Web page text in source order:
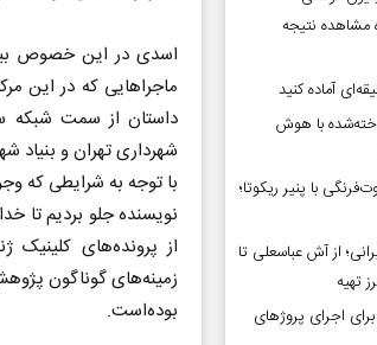
اسدی در این خصوص
ماجراهایی که در این
داستان از سمت شبکه
شهرداری تهران و
با توجه به شرایطی که
نویسنده جلو بردیم تا
از پرونده‌های
بوده‌است.
مشاهده نتیجه
با هوش
با پنیر ریکوتا؛
از آش عباسعلی تا
تهیه
اجرای پروژهای
پشت‌پرده تهدیدات کوتاه‏‌مدت و
ادعا‌های خلاف واقع آمریکا